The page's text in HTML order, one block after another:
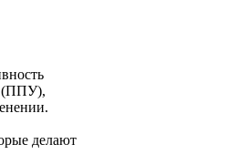
(ППУ),
делают